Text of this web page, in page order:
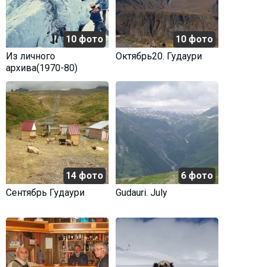
10 фото
Из личного
архива(1970-80)
10 фото
Октябрь20. Гудаури
14 фото
Сентябрь Гудаури
6 фото
Gudauri. July